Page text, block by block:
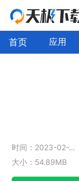
首页 应用
时间：2023-02-22
大小：54.89MB